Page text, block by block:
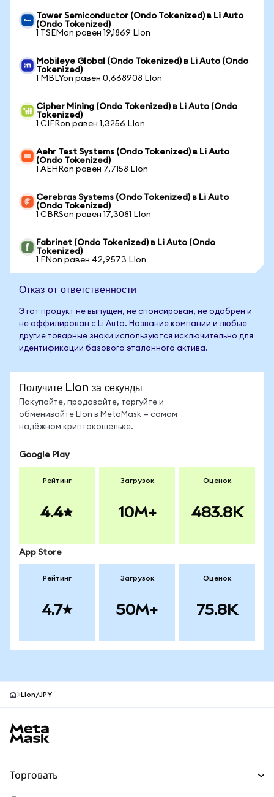
Tower Semiconductor (Ondo Tokenized) в Li Auto
(Ondo Tokenized)
1 TSEMon равен 19,1869 LIon
Mobileye Global (Ondo Tokenized) в Li Auto (Ondo
Tokenized)
1 MBLYon равен 0,668908 LIon
Cipher Mining (Ondo Tokenized) в Li Auto (Ondo
Tokenized)
1 CIFRon равен 1,3256 LIon
Aehr Test Systems (Ondo Tokenized) в Li Auto
(Ondo Tokenized)
1 AEHRon равен 7,7158 LIon
Cerebras Systems (Ondo Tokenized) в Li Auto
(Ondo Tokenized)
1 CBRSon равен 17,3081 LIon
Fabrinet (Ondo Tokenized) в Li Auto (Ondo
Tokenized)
1 FNon равен 42,9573 LIon
Отказ от ответственности
Этот продукт не выпущен, не спонсирован, не одобрен и
не аффилирован с Li Auto. Название компании и любые
другие товарные знаки используются исключительно для
идентификации базового эталонного актива.
Получите LIon за секунды
Покупайте, продавайте, торгуйте и
обменивайте LIon в MetaMask — самом
надёжном криптокошельке.
Google Play
Рейтинг
4.4
Загрузок
10M+
Оценок
483.8K
App Store
Рейтинг
4.7
Загрузок
50M+
Оценок
75.8K
LIon/JPY
Торговать